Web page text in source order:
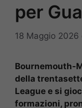
per
18 Maggio 2026
Bournemouth-
della
League e si
formazioni,